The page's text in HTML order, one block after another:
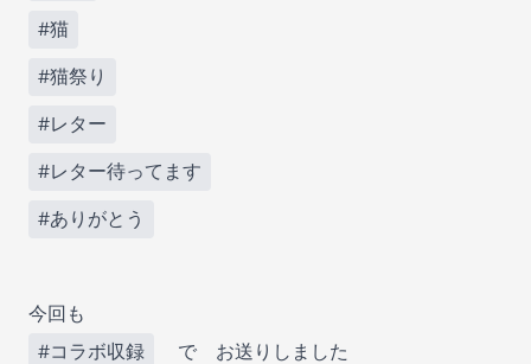
#猫
#猫祭り
#レター
#レター待ってます
#ありがとう
今回も
#コラボ収録
で お送りしました